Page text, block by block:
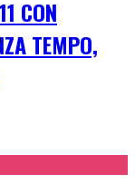
CON
TEMPO,